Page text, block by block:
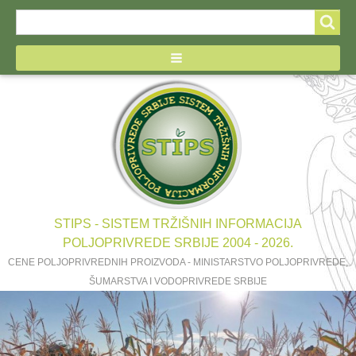
Search
form
STIPS - SISTEM TRŽIŠNIH INFORMACIJA
POLJOPRIVREDE SRBIJE 2004 - 2026.
CENE POLJOPRIVREDNIH PROIZVODA - MINISTARSTVO POLJOPRIVREDE,
ŠUMARSTVA I VODOPRIVREDE SRBIJE